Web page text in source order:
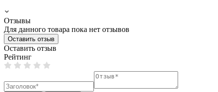
Отзывы
Для данного товара пока нет отзывов
Оставить отзыв
Оставить отзыв
Рейтинг